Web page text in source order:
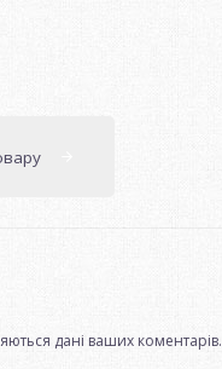
дані ваших коментарів.